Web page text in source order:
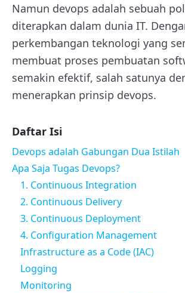
Namun devops adalah sebuah
diterapkan dalam dunia IT.
perkembangan teknologi yang
membuat proses pembuatan
semakin efektif, salah satunya
menerapkan prinsip devops.
Daftar Isi
Devops adalah Gabungan Dua Istilah
Apa Saja Tugas Devops?
1. Continuous Integration
2. Continuous Delivery
3. Continuous Deployment
4. Configuration Management
Infrastructure as a Code (IAC)
Logging
Monitoring